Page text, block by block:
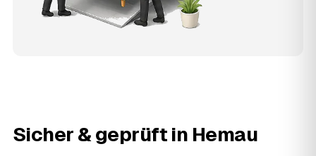
Sicher & geprüft in Hemau